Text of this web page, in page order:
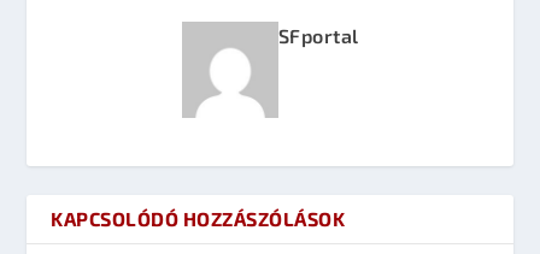
SFportal
KAPCSOLÓDÓ HOZZÁSZÓLÁSOK